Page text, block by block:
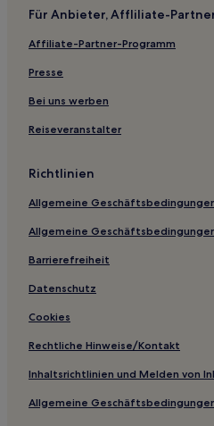
Hotels nahe Brücke Tsunoshima
Tokonami Hotels
Hatabu: Hotels
Ogori: Hotels
Hotels nahe Kojin-Schrein für
Ryokans in Ichinomata Onsen
Ryokans in Yuyawan Onsen
Gasthäuser in Bahnhof Mitani
Ryokans in Bahnhof Mitani
Ryokans in Kiwado Onsen
Hotels mit Thermalbad in
Business in Yamaguchi
Hotels mit Wellnessbereich
Hotels mit Thermalbad in
Für Anbieter, Affliliate-
Affiliate-Partner-Programm
Presse
Bei uns werben
Reiseveranstalter
Richtlinien
Allgemeine
Allgemeine
Barrierefreiheit
Datenschutz
Cookies
Rechtliche Hinweise/Kontakt
Inhaltsrichtlinien und Melden von
Allgemeine